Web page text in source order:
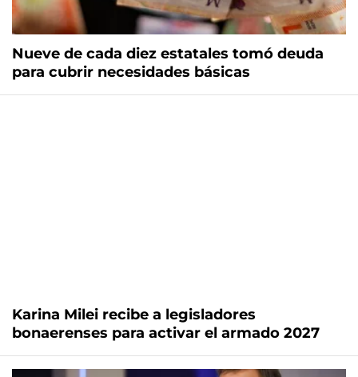
Nueve de cada diez estatales tomó deuda
para cubrir necesidades básicas
Karina Milei recibe a legisladores
bonaerenses para activar el armado 2027